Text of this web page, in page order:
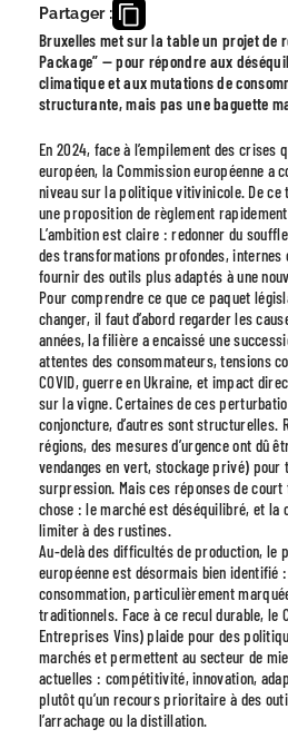
Partager :
Bruxelles met sur la table un projet de
Package” — pour répondre aux
climatique et aux mutations de
structurante, mais pas une baguette
En 2024, face à l’empilement des crises
européen, la Commission européenne a
niveau sur la politique vitivinicole. De ce
une proposition de règlement rapidement
L’ambition est claire : redonner du
des transformations profondes, internes
fournir des outils plus adaptés à une
Pour comprendre ce que ce paquet
changer, il faut d’abord regarder les
années, la filière a encaissé une
attentes des consommateurs, tensions
COVID, guerre en Ukraine, et impact
sur la vigne. Certaines de ces
conjoncture, d’autres sont structurelles.
régions, des mesures d’urgence ont dû
vendanges en vert, stockage privé)
surpression. Mais ces réponses de
chose : le marché est déséquilibré, et la
limiter à des rustines.
Au-delà des difficultés de production, le
européenne est désormais bien
consommation, particulièrement
traditionnels. Face à ce recul durable, le
Entreprises Vins) plaide pour des
marchés et permettent au secteur de
actuelles : compétitivité, innovation,
plutôt qu’un recours prioritaire à des
l’arrachage ou la distillation.